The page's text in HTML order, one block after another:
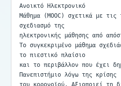
Ανοικτό Ηλεκτρονικό
Μάθημα (MOOC) σχετικά με τις
σχεδιασμό της
ηλεκτρονικής μάθησης από
Το συγκεκριμένο μάθημα
το πιεστικό πλαίσιο
και το περιβάλλον που έχει
Πανεπιστήμιο λόγω της κρίσης
του κορονοϊού. Αξιοποιεί τη